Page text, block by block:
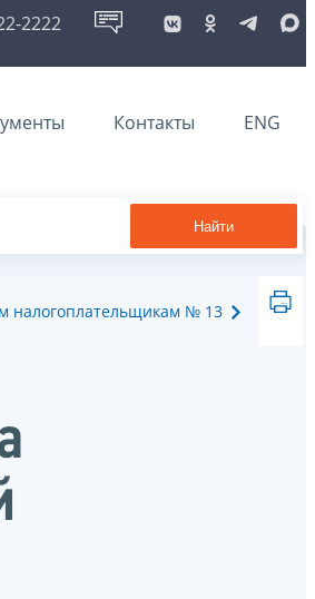
2222
Контакты ENG
Найти
налогоплательщикам № 13